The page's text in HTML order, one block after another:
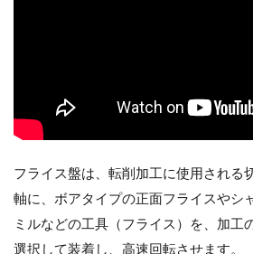
フライス盤は、転削加工に使用される
軸に、ボアタイプの正面フライスやシ
ミルなどの工具（フライス）を、加工
選択して装着し、高速回転させます。